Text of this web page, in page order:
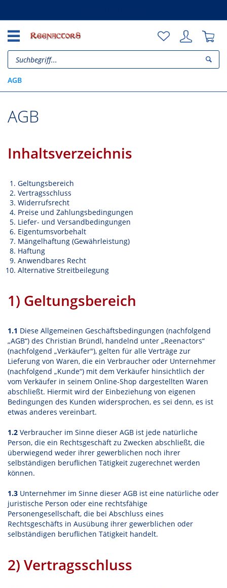
AGB
AGB
Inhaltsverzeichnis
Geltungsbereich
Vertragsschluss
Widerrufsrecht
Preise und Zahlungsbedingungen
Liefer- und Versandbedingungen
Eigentumsvorbehalt
Mängelhaftung (Gewährleistung)
Haftung
Anwendbares Recht
Alternative Streitbeilegung
1) Geltungsbereich
1.1 Diese Allgemeinen Geschäftsbedingungen (nachfolgend
„AGB“) des Christian Bründl, handelnd unter „Reenactors“
(nachfolgend „Verkäufer"), gelten für alle Verträge zur
Lieferung von Waren, die ein Verbraucher oder Unternehmer
(nachfolgend „Kunde“) mit dem Verkäufer hinsichtlich der
vom Verkäufer in seinem Online-Shop dargestellten Waren
abschließt. Hiermit wird der Einbeziehung von eigenen
Bedingungen des Kunden widersprochen, es sei denn, es ist
etwas anderes vereinbart.
1.2 Verbraucher im Sinne dieser AGB ist jede natürliche
Person, die ein Rechtsgeschäft zu Zwecken abschließt, die
überwiegend weder ihrer gewerblichen noch ihrer
selbständigen beruflichen Tätigkeit zugerechnet werden
können.
1.3 Unternehmer im Sinne dieser AGB ist eine natürliche oder
juristische Person oder eine rechtsfähige
Personengesellschaft, die bei Abschluss eines
Rechtsgeschäfts in Ausübung ihrer gewerblichen oder
selbständigen beruflichen Tätigkeit handelt.
2) Vertragsschluss